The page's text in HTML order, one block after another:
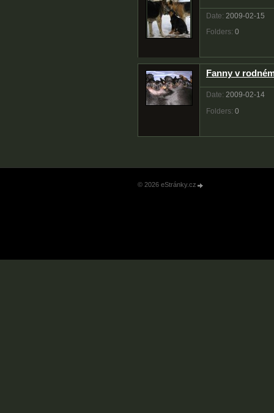
Date: 2009-02-15
Folders: 0
Fanny v
Date: 2009-02-14
Folders: 0
© 2026 eStránky.cz